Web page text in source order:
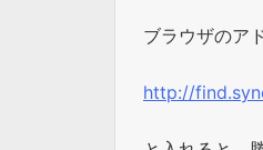
ブラウザのア
http://